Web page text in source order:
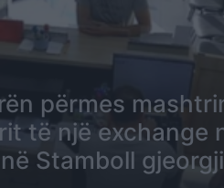
përmes
të një exchange
Stamboll